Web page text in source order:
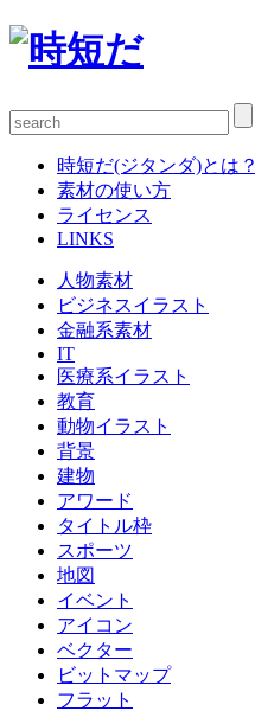
時短だ(ジタンダ)とは？
素材の使い方
ライセンス
LINKS
人物素材
ビジネスイラスト
金融系素材
IT
医療系イラスト
教育
動物イラスト
背景
建物
アワード
タイトル枠
スポーツ
地図
イベント
アイコン
ベクター
ビットマップ
フラット